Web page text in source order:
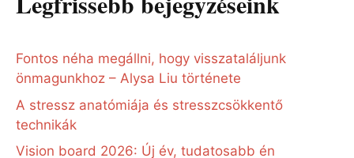
Fontos néha megállni, hogy visszataláljunk
önmagunkhoz – Alysa Liu története
A stressz anatómiája és stresszcsökkentő
technikák
Vision board 2026: Új év, tudatosabb én